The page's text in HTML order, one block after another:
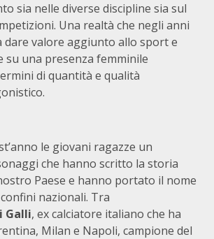
sia nelle diverse discipline sia sul
Una realtà che negli anni
dare valore aggiunto allo sport e
su una presenza femminile
di quantità e qualità
le giovani ragazze un
che hanno scritto la storia
Paese e hanno portato il nome
nazionali. Tra
Galli, ex calciatore italiano che ha
Milan e Napoli, campione del